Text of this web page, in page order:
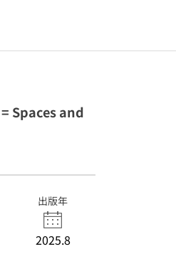
Spaces and
出版年
2025.8